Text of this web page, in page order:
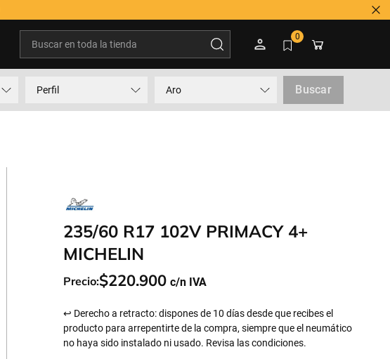
0
Perfil Aro Buscar
235/60 R17 102V PRIMACY 4+
MICHELIN
Precio:$220.900
↩ Derecho a retracto: dispones de 10 días desde que recibes el
producto para arrepentirte de la compra, siempre que el neumático
no haya sido instalado ni usado. Revisa las condiciones.